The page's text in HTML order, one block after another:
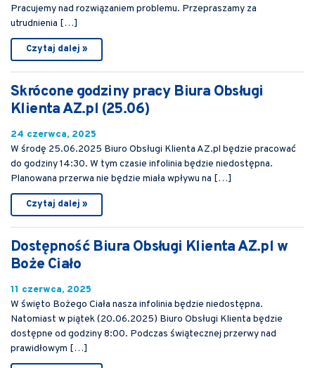
Pracujemy nad rozwiązaniem problemu. Przepraszamy za
utrudnienia […]
Czytaj dalej »
Skrócone godziny pracy Biura Obsługi
Klienta AZ.pl (25.06)
24 czerwca, 2025
W środę 25.06.2025 Biuro Obsługi Klienta AZ.pl będzie pracować
do godziny 14:30. W tym czasie infolinia będzie niedostępna.
Planowana przerwa nie będzie miała wpływu na […]
Czytaj dalej »
Dostępność Biura Obsługi Klienta AZ.pl w
Boże Ciało
11 czerwca, 2025
W święto Bożego Ciała nasza infolinia będzie niedostępna.
Natomiast w piątek (20.06.2025) Biuro Obsługi Klienta będzie
dostępne od godziny 8:00. Podczas świątecznej przerwy nad
prawidłowym […]